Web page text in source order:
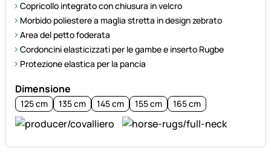
Copricollo integrato con chiusura in velcro
Morbido poliestere a maglia stretta in design zebrato
Area del petto foderata
Cordoncini elasticizzati per le gambe e inserto Rugbe
Protezione elastica per la pancia
Dimensione
125 cm 135 cm 145 cm 155 cm 165 cm